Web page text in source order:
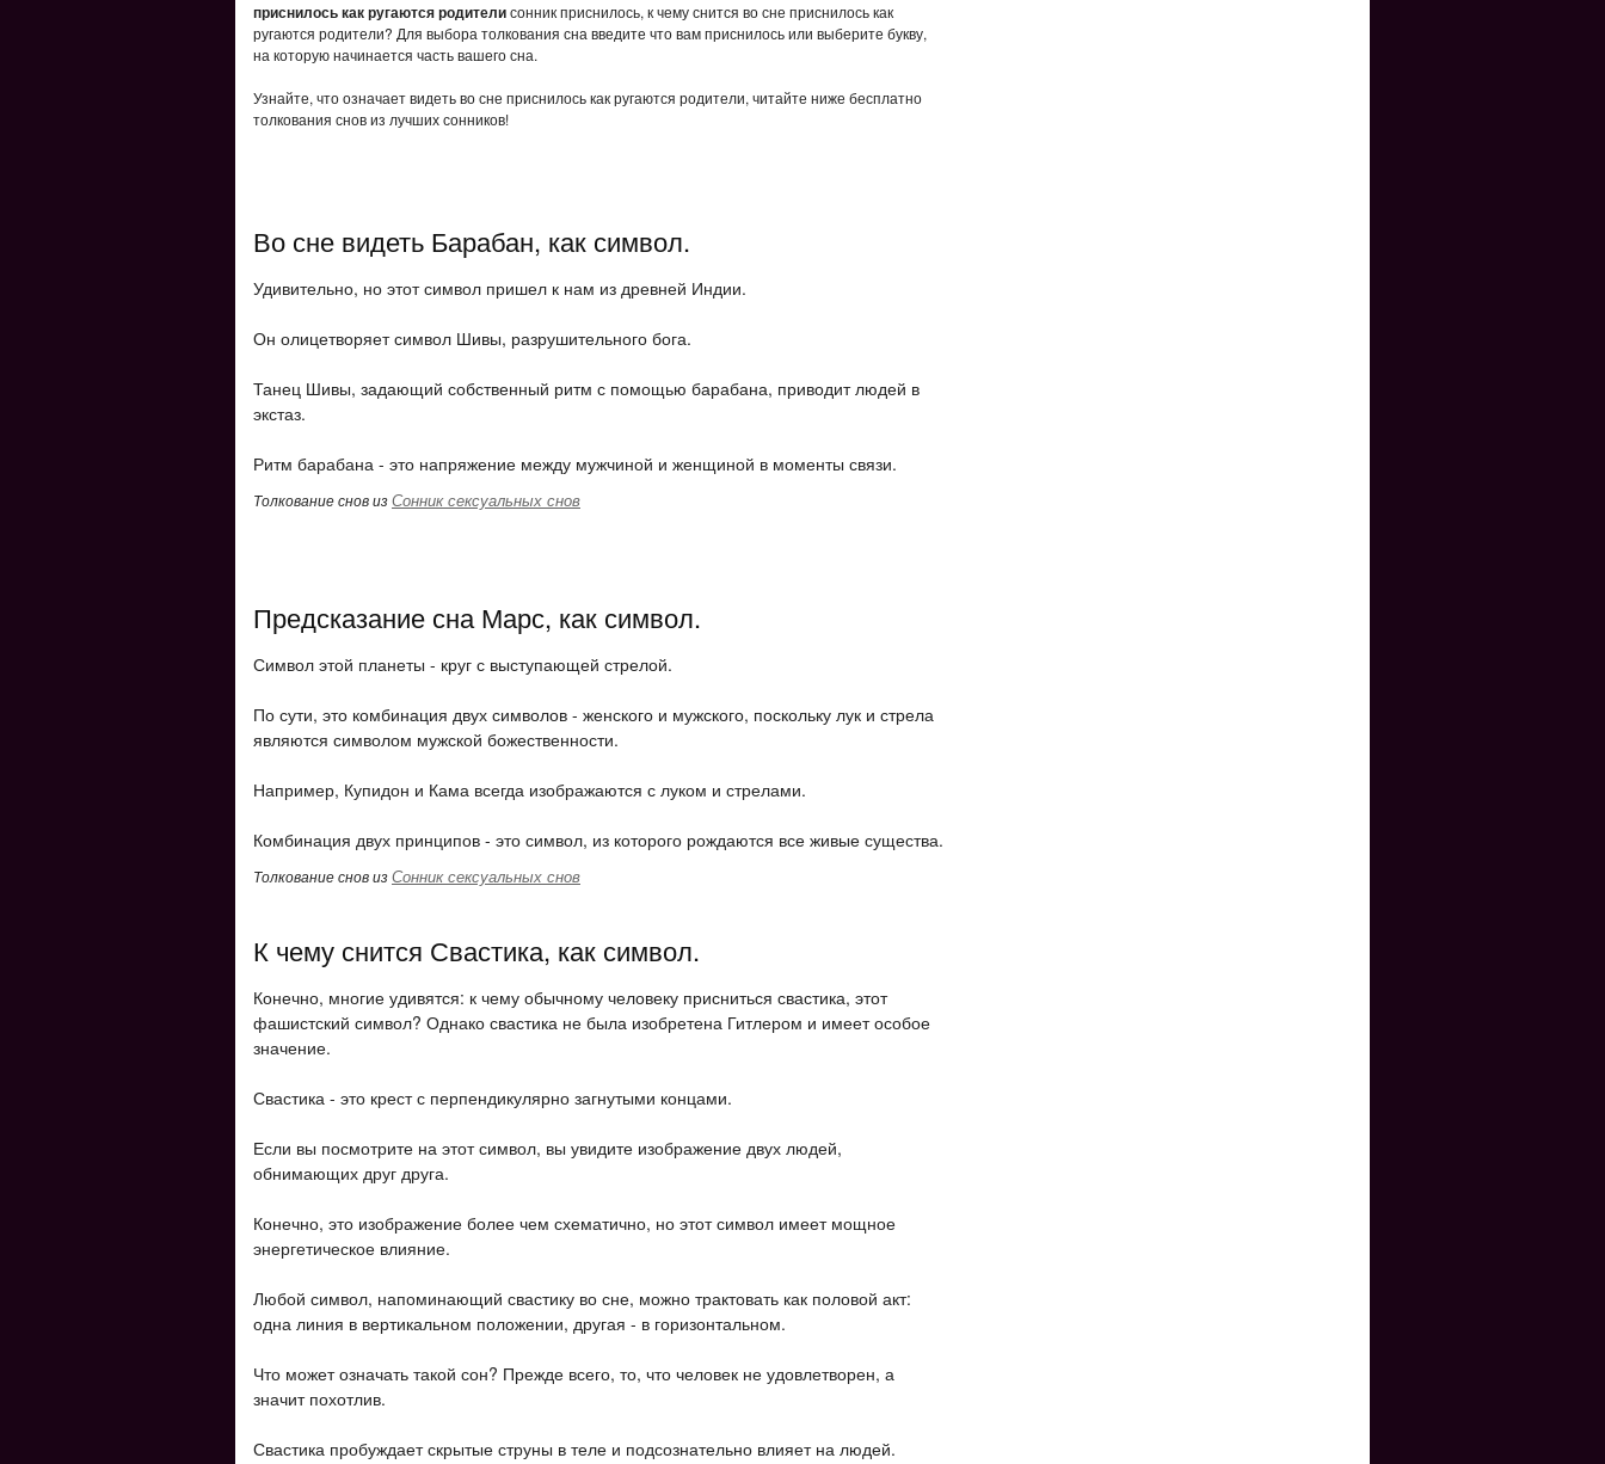
приснилось как ругаются родителисонник приснилось, к чему снится во сне приснилось как
ругаются родители? Для выбора толкования сна введите что вам приснилось или выберите букву,
на которую начинается часть вашего сна.
Узнайте, что означает видеть во сне приснилось как ругаются родители, читайте ниже бесплатно
толкования снов из лучших сонников!
Во сне видеть Барабан, как символ.
Удивительно, но этот символ пришел к нам из древней Индии.
Он олицетворяет символ Шивы, разрушительного бога.
Танец Шивы, задающий собственный ритм с помощью барабана, приводит людей в
экстаз.
Ритм барабана - это напряжение между мужчиной и женщиной в моменты связи.
Толкование снов изСонник сексуальных снов
Предсказание сна Марс, как символ.
Символ этой планеты - круг с выступающей стрелой.
По сути, это комбинация двух символов - женского и мужского, поскольку лук и стрела
являются символом мужской божественности.
Например, Купидон и Кама всегда изображаются с луком и стрелами.
Комбинация двух принципов - это символ, из которого рождаются все живые существа.
Толкование снов изСонник сексуальных снов
К чему снится Свастика, как символ.
Конечно, многие удивятся: к чему обычному человеку присниться свастика, этот
фашистский символ? Однако свастика не была изобретена Гитлером и имеет особое
значение.
Свастика - это крест с перпендикулярно загнутыми концами.
Если вы посмотрите на этот символ, вы увидите изображение двух людей,
обнимающих друг друга.
Конечно, это изображение более чем схематично, но этот символ имеет мощное
энергетическое влияние.
Любой символ, напоминающий свастику во сне, можно трактовать как половой акт:
одна линия в вертикальном положении, другая - в горизонтальном.
Что может означать такой сон? Прежде всего, то, что человек не удовлетворен, а
значит похотлив.
Свастика пробуждает скрытые струны в теле и подсознательно влияет на людей.